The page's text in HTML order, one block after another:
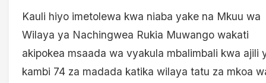
Kauli hiyo imetolewa kwa niaba yake na Mkuu wa
Wilaya ya Nachingwea Rukia Muwango wakati
akipokea msaada wa vyakula mbalimbali kwa ajili
kambi 74 za madada katika wilaya tatu za mkoa